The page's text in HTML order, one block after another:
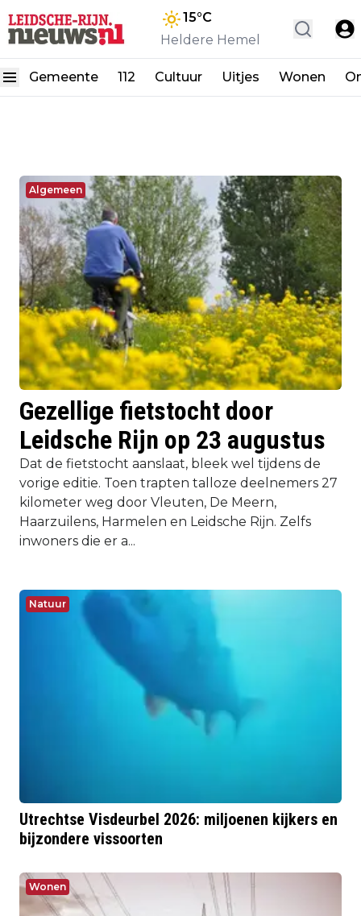
15°C
Heldere Hemel
Gemeente 112 Cultuur Uitjes Wonen
Algemeen
Gezellige fietstocht door
Leidsche Rijn op 23 augustus
Dat de fietstocht aanslaat, bleek wel tijdens de
vorige editie. Toen trapten talloze deelnemers 27
kilometer weg door Vleuten, De Meern,
Haarzuilens, Harmelen en Leidsche Rijn. Zelfs
inwoners die er a...
Natuur
Utrechtse Visdeurbel 2026: miljoenen kijkers en
bijzondere vissoorten
Wonen